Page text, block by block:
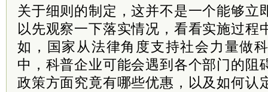
关于细则的制定，这并不是一个能够立
以先观察一下落实情况，看看实施过程
如，国家从法律角度支持社会力量做
中，科普企业可能会遇到各个部门的阻
政策方面究竟有哪些优惠，以及如何认